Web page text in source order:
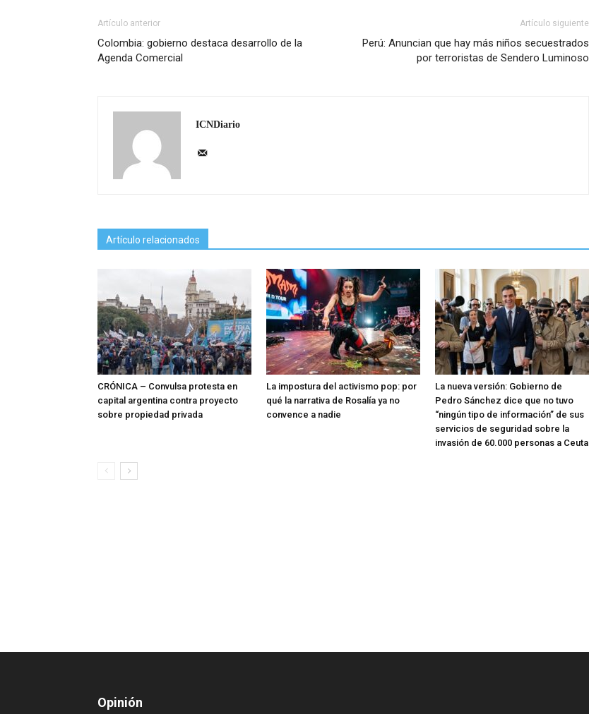
Artículo anterior
Colombia: gobierno destaca desarrollo de la
Agenda Comercial
Artículo siguiente
Perú: Anuncian que hay más niños secuestrados
por terroristas de Sendero Luminoso
ICNDiario
Artículo relacionados
CRÓNICA – Convulsa protesta en
capital argentina contra proyecto
sobre propiedad privada
La impostura del activismo pop: por
qué la narrativa de Rosalía ya no
convence a nadie
La nueva versión: Gobierno de
Pedro Sánchez dice que no tuvo
“ningún tipo de información” de sus
servicios de seguridad sobre la
invasión de 60.000 personas a Ceuta
Opinión